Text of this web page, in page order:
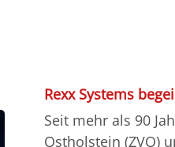
Rexx Systems
Seit mehr als 90
Ostholstein (ZVO)